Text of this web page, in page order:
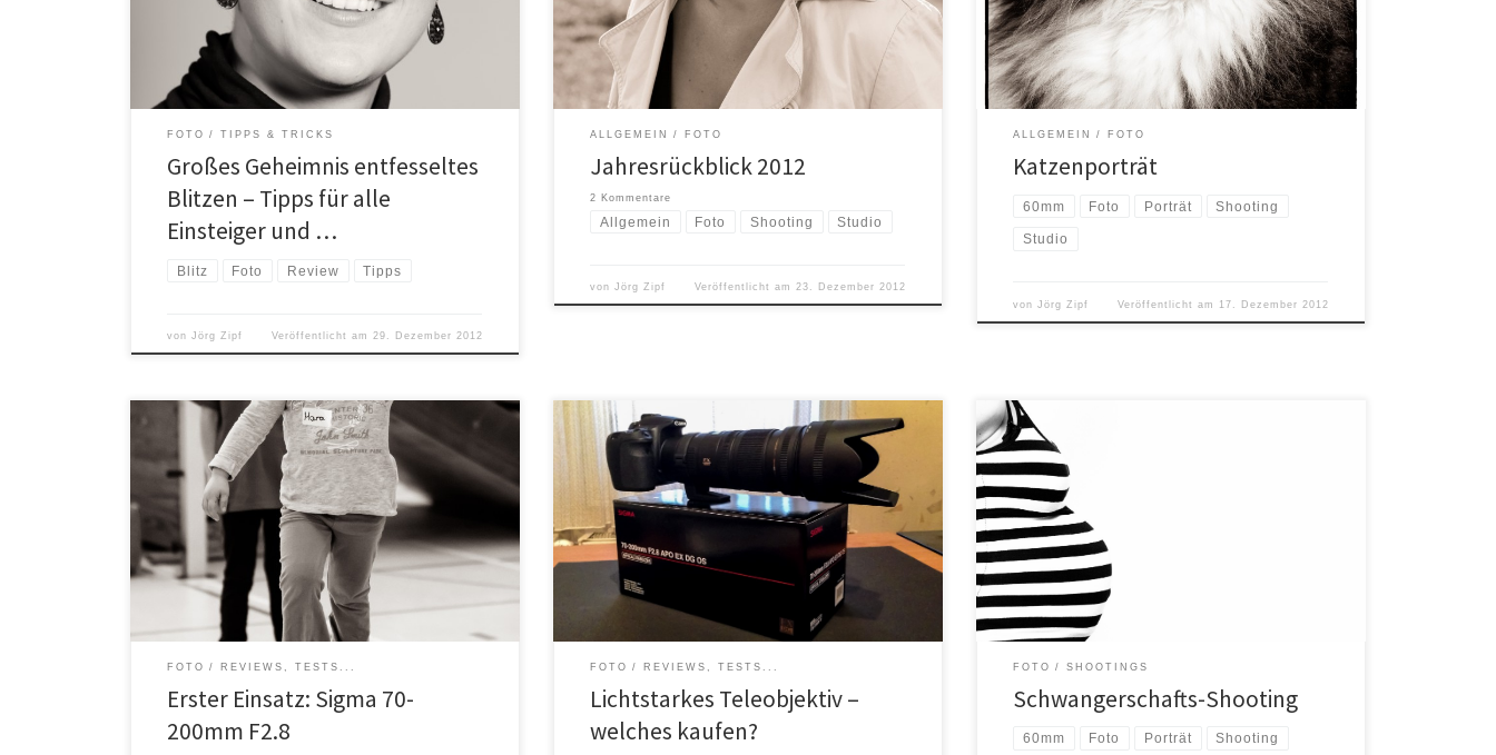
Namen ich mich leider nicht mehr erinnern kann, einen
für mich sehr einprägenden Satz: „Über 90% aller
meiner Fotos mache […]
FOTO TIPPS & TRICKS
Großes Geheimnis entfesseltes
Blitzen – Tipps für alle
Einsteiger und …
Blitz Foto Review Tipps
vonJörg Zipf Veröffentlicht am 29. Dezember 2012
ich hier auch einen kurzen Rückblick. Wenn ich mir
diesen Beitrag heute durchlese, kann […]
ALLGEMEIN FOTO
Jahresrückblick 2012
2 Kommentare
Allgemein Foto Shooting Studio
vonJörg Zipf Veröffentlicht am 23. Dezember 2012
geschrieben habe, leben wir nicht alleine in unserem
Haus. Wir hatten bis […]
ALLGEMEIN FOTO
Katzenporträt
60mm Foto Porträt Shooting
Studio
vonJörg Zipf Veröffentlicht am 17. Dezember 2012
Was lange währt wird endlich gut! Wie in meinem
letzten Beitrag unten berichtet, habe ich mir nach fast
zwei jähriger gedanklicher Schwangerschaft das Sigma
APO 70-200 mm F2.8 EX DG OS HSM gekauft. Vor zwei
Wochen kam es dann auch gleich im Rahmen einer
Veranstaltung unseres Turnvereins zu seinem ersten
[…]
FOTO REVIEWS, TESTS...
Erster Einsatz: Sigma 70-
200mm F2.8
Weihnachten war dieses Jahr bei mir schon etwas
früher. Nachdem ich jetzt fast zwei Jahre mit dem
Gedanken schwanger gegangen bin mir ein
lichtstarkes Telezoomobjektiv zu kaufen, ist es jetzt
passiert. Lange habe ich überlegt welches ich kaufen
soll. Es sollte auf jeden Fall ein 70-200mm mit
durchgängiger Blende 2.8 […]
FOTO REVIEWS, TESTS...
Lichtstarkes Teleobjektiv –
welches kaufen?
Schwangerschaft – der Beginn neuen Lebens. Für
werdende Mütter (und auch Väter) eine sehr schöne,
aber auch – gerade zum Ende hin – anstrengende
Zeit. Im Sommer kam eine Freundin auf mich zu und
fragte mich, ob ich von ihr ein paar Babybauchfotos
machen könnte wenn sie so vier bis […]
FOTO SHOOTINGS
Schwangerschafts-Shooting
60mm Foto Porträt Shooting